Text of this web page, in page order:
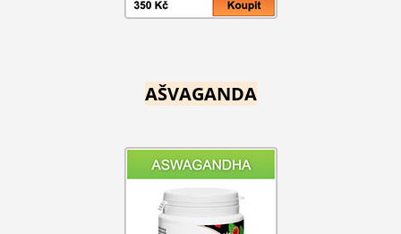
AŠVAGANDA